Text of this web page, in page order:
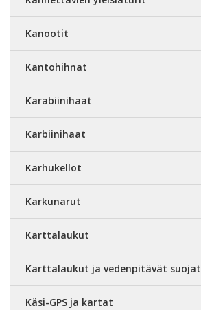
Kanootit
Kantohihnat
Karabiinihaat
Karbiinihaat
Karhukellot
Karkunarut
Karttalaukut
Karttalaukut ja vedenpitävät suojat
Käsi-GPS ja kartat